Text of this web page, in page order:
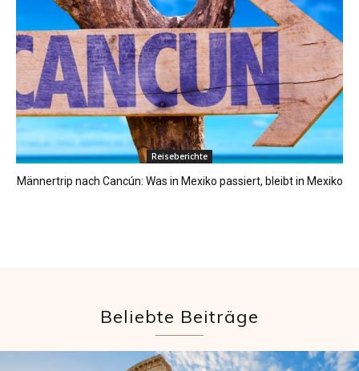
Reiseberichte
Männertrip nach Cancún: Was in Mexiko passiert, bleibt in Mexiko
Beliebte Beiträge